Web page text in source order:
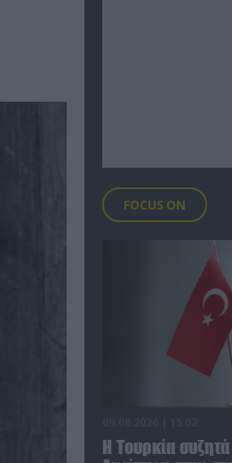
FOCUS ON
Η Τουρκία συζητά